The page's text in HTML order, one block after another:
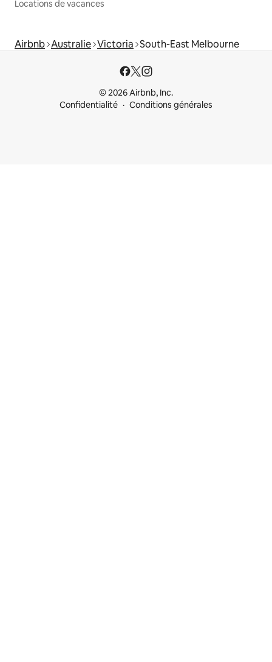
Locations de vacances
Airbnb Australie Victoria South-East Melbourne
© 2026 Airbnb, Inc.
Confidentialité
Conditions générales